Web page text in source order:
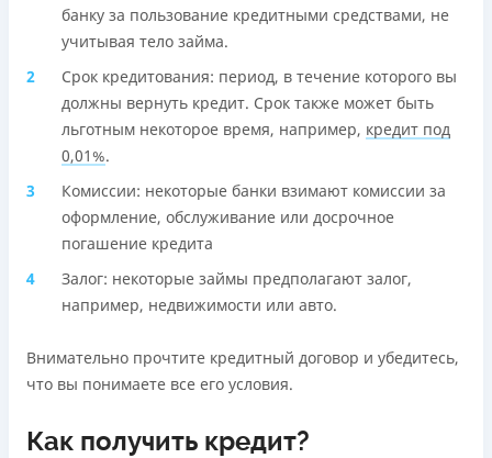
банку за пользование кредитными средствами, не
учитывая тело займа.
Срок кредитования: период, в течение которого вы
должны вернуть кредит. Срок также может быть
льготным некоторое время, например, кредит под
0,01%.
Комиссии: некоторые банки взимают комиссии за
оформление, обслуживание или досрочное
погашение кредита
Залог: некоторые займы предполагают залог,
например, недвижимости или авто.
Внимательно прочтите кредитный договор и убедитесь,
что вы понимаете все его условия.
Как получить кредит?